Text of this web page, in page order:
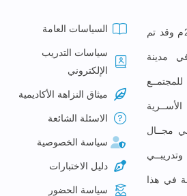
معهــد البصائــر للتدريــب تأســس عــام 2006م وقد تم
مدينة
مجــال
في هذا
السياسات العامة
سياسات التدريب
الإلكتروني
ميثاق النزاهة الأكاديمية
الاسئلة الشائعة
سياسة الخصوصية
دليل الاختبارات
سياسة الحضور